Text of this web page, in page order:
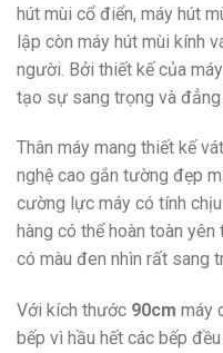
hút mùi cổ điển, máy hút
lập còn máy hút mùi kính
người. Bởi thiết kế của
tạo sự sang trọng và đẳng
Thân máy mang thiết kế
nghệ cao gắn tường đẹp
cường lực máy có tính
hàng có thể hoàn toàn
có màu đen nhìn rất sang
Với kích thước 90cm máy
bếp vì hầu hết các bếp